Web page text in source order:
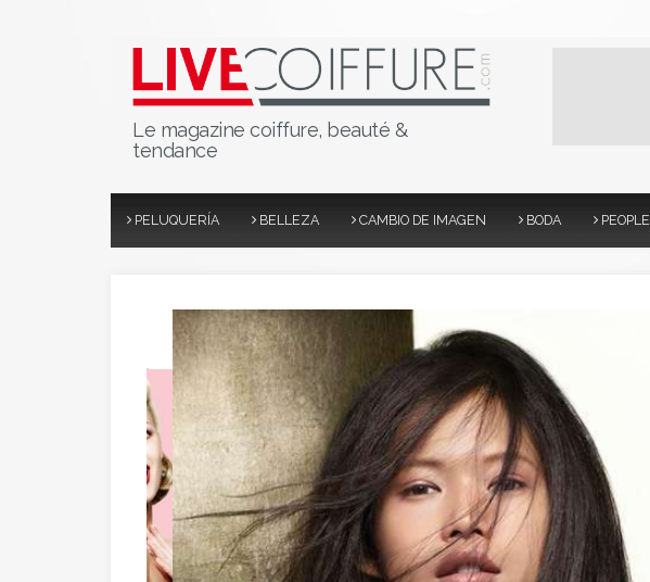
Le magazine coiffure, beauté &
tendance
PELUQUERÍA BELLEZA CAMBIO DE IMAGEN BODA PEOPLE